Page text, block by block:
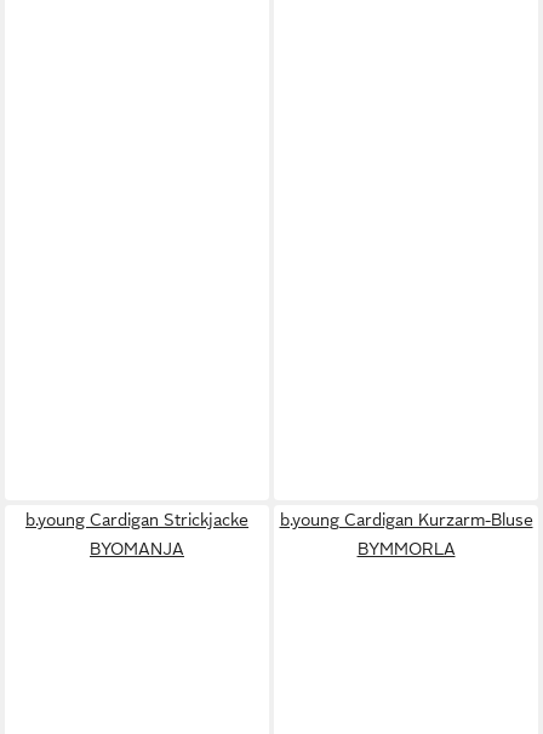
b.young Cardigan Strickjacke
BYOMANJA
b.young Cardigan Kurzarm-Bluse
BYMMORLA